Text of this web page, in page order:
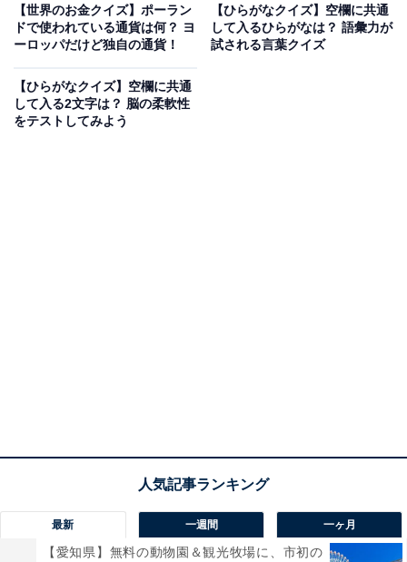
【世界のお金クイズ】ポーラン
ドで使われている通貨は何？ ヨ
ーロッパだけど独自の通貨！
【ひらがなクイズ】空欄に共通
して入るひらがなは？ 語彙力が
試される言葉クイズ
【ひらがなクイズ】空欄に共通
して入る2文字は？ 脳の柔軟性
をテストしてみよう
最新 一週間 一ヶ月
【愛知県】無料の動物園＆観光牧場に、市初の